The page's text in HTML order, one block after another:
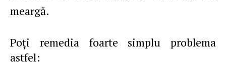
meargă.
Poţi remedia foarte simplu problema
astfel: